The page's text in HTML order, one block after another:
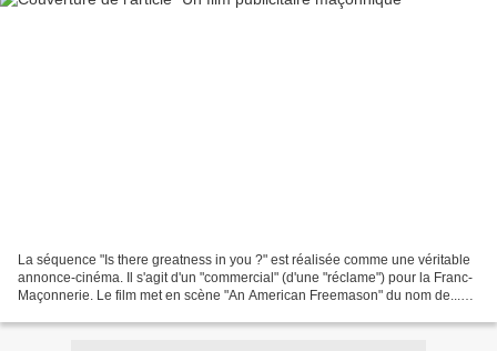
La séquence "Is there greatness in you ?" est réalisée comme une véritable
annonce-cinéma. Il s'agit d'un "commercial" (d'une "réclame") pour la Franc-
Maçonnerie. Le film met en scène "An American Freemason" du nom de...